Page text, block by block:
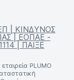
| ΚΙΝΔΥΝΟΣ
| ΕΟΠΑΕ -
| ΠΑΙΞΕ
PLUMO